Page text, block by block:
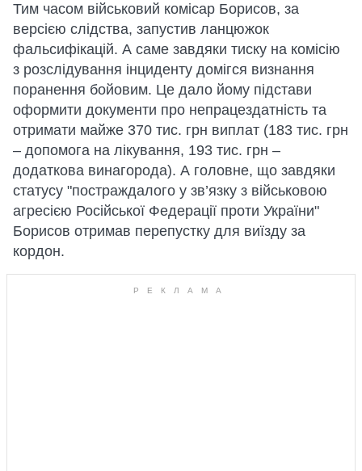
Тим часом військовий комісар Борисов, за
версією слідства, запустив ланцюжок
фальсифікацій. А саме завдяки тиску на комісію
з розслідування інциденту домігся визнання
поранення бойовим. Це дало йому підстави
оформити документи про непрацездатність та
отримати майже 370 тис. грн виплат (183 тис. грн
– допомога на лікування, 193 тис. грн –
додаткова винагорода). А головне, що завдяки
статусу "постраждалого у зв’язку з військовою
агресією Російської Федерації проти України"
Борисов отримав перепустку для виїзду за
кордон.